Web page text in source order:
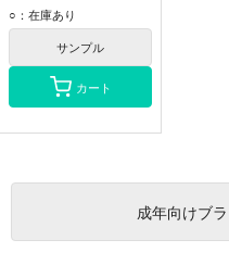
アッシュ・リンクス
奥村英二
ショーター・ウォン
○：在庫あり
サンプル
カート
成年向けブ